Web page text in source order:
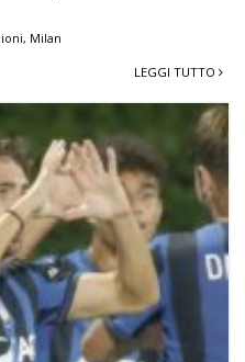
, Milan
LEGGI TUTTO